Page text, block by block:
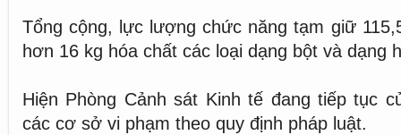
Tổng cộng, lực lượng chức năng tạm giữ
hơn 16 kg hóa chất các loại dạng bột và dạng
Hiện Phòng Cảnh sát Kinh tế đang tiếp tục
các cơ sở vi phạm theo quy định pháp luật.